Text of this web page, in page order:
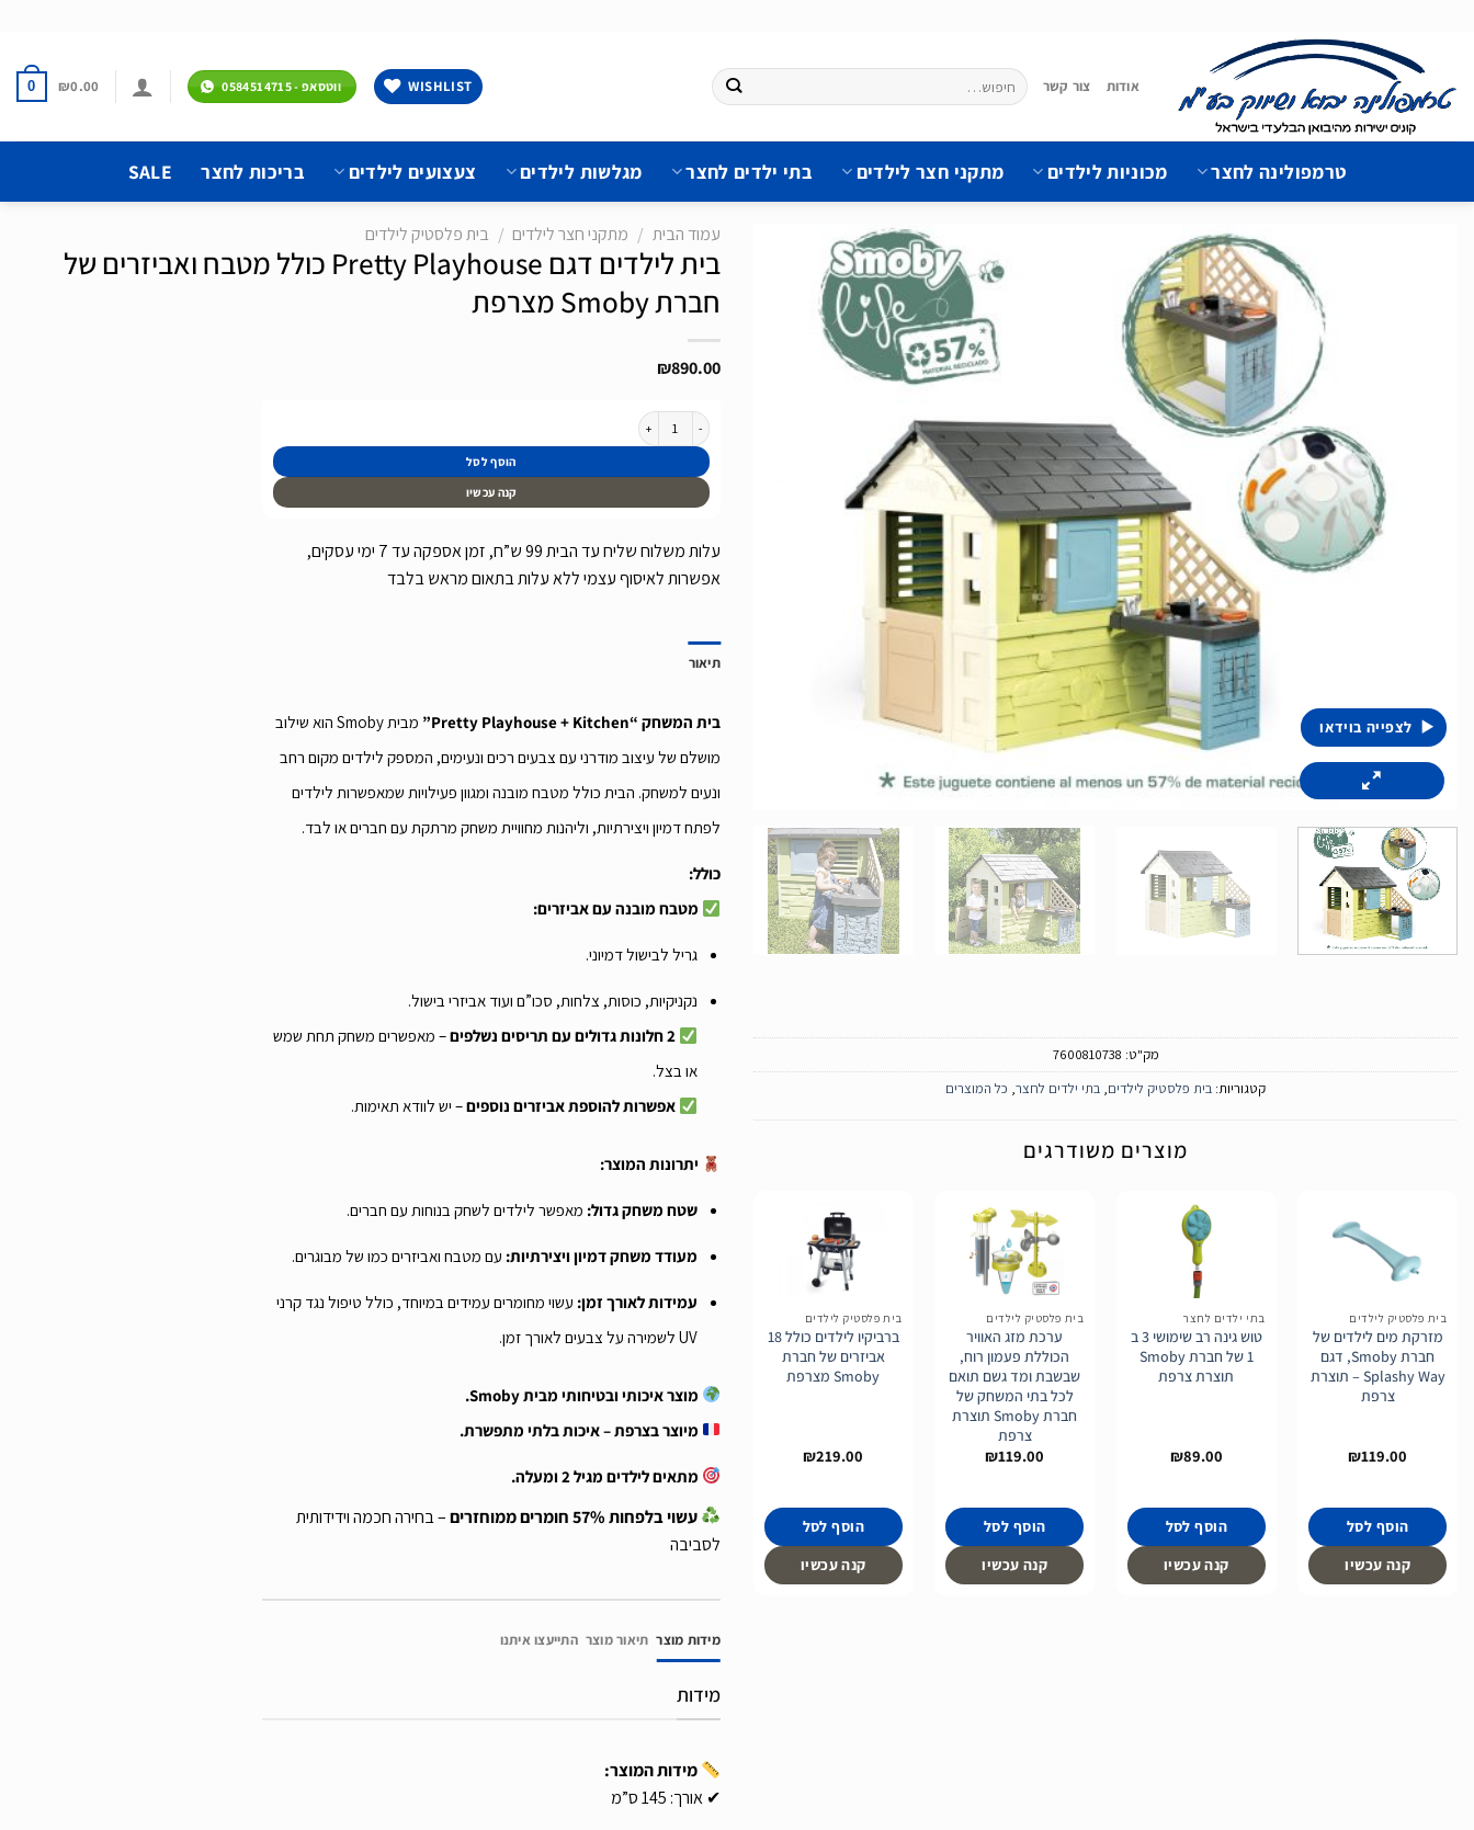
content
אודות צור קשר
חיפוש
עבור:
WISHLIST ווטסאפ - 0584514715 ₪0.00
0
טרמפולינה לחצר מכוניות לילדים מתקני חצר לילדים בתי ילדים לחצר מגלשות לילדים צעצועים לילדים בריכות לחצר SALE
לצפייה בוידאו
מק"ט: 7600810738
קטגוריות: בית פלסטיק לילדים, בתי ילדים לחצר, כל המוצרים
מוצרים משודרגים
בית פלסטיק לילדים
מזרקת מים לילדים של
חברת Smoby, דגם
Splashy Way – תוצרת
צרפת
₪119.00
הוסף לסל
קנה עכשיו
בתי ילדים לחצר
טוש גינה רב שימושי 3 ב
1 של חברת Smoby
תוצרת צרפת
₪89.00
הוסף לסל
קנה עכשיו
בית פלסטיק לילדים
ערכת מזג האוויר
הכוללת פעמון רוח,
שבשבת ומד גשם תואם
לכל בתי המשחק של
חברת Smoby תוצרת
צרפת
₪119.00
הוסף לסל
קנה עכשיו
בית פלסטיק לילדים
ברביקיו לילדים כולל 18
אביזרים של חברת
Smoby מצרפת
₪219.00
הוסף לסל
קנה עכשיו
עמוד הבית / מתקני חצר לילדים / בית פלסטיק לילדים
בית לילדים דגם Pretty Playhouse כולל מטבח ואביזרים של
חברת Smoby מצרפת
₪890.00
כמות של בית לילדים דגם Pretty Playhouse כולל מטבח ואביזרים של חברת Smoby מצרפת
הוסף לסל
קנה עכשיו
עלות משלוח שליח עד הבית 99 ש”ח, זמן אספקה עד 7 ימי עסקים,
אפשרות לאיסוף עצמי ללא עלות בתאום מראש בלבד
תיאור
בית המשחק “Pretty Playhouse + Kitchen”
מבית Smoby הוא שילוב
מושלם של עיצוב מודרני עם צבעים רכים ונעימים, המספק לילדים מקום רחב
ונעים למשחק. הבית כולל מטבח מובנה ומגוון פעילויות שמאפשרות לילדים
לפתח דמיון ויצירתיות, וליהנות מחוויית משחק מרתקת עם חברים או לבד.
כולל:
מטבח מובנה עם אביזרים:
גריל לבישול דמיוני.
נקניקיות, כוסות, צלחות, סכו”ם ועוד אביזרי בישול.
2 חלונות גדולים עם תריסים נשלפים
– מאפשרים משחק תחת שמש
או בצל.
אפשרות להוספת אביזרים נוספים– יש לוודא תאימות.
יתרונות המוצר:
שטח משחק גדול: מאפשר לילדים לשחק בנוחות עם חברים.
מעודד משחק דמיון ויצירתיות: עם מטבח ואביזרים כמו של מבוגרים.
עמידות לאורך זמן: עשוי מחומרים עמידים במיוחד, כולל טיפול נגד קרני
UV לשמירה על צבעים לאורך זמן.
מוצר איכותי ובטיחותי מבית Smoby.
מיוצר בצרפת – איכות בלתי מתפשרת.
מתאים לילדים מגיל 2 ומעלה.
עשוי בלפחות 57% חומרים ממוחזרים
– בחירה חכמה וידידותית
לסביבה
מידות מוצר תיאור מוצר התייעצו איתנו
מידות
מידות המוצר:
✔ אורך: 145 ס”מ